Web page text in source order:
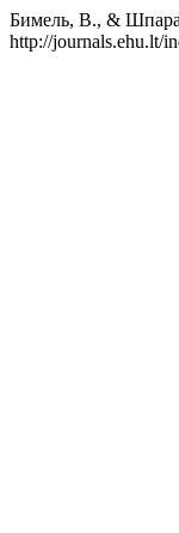
Бимель, В., &
http://journals.ehu.lt/